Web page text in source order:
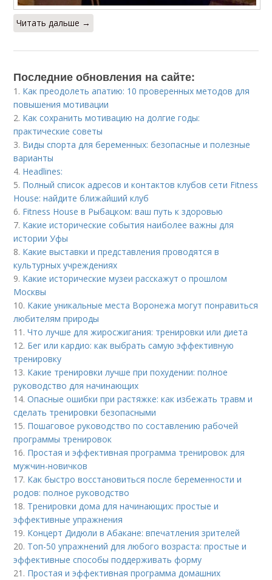
Читать дальше →
Последние обновления на сайте:
1. Как преодолеть апатию: 10 проверенных методов для
повышения мотивации
2. Как сохранить мотивацию на долгие годы:
практические советы
3. Виды спорта для беременных: безопасные и полезные
варианты
4. Headlines:
5. Полный список адресов и контактов клубов сети Fitness
House: найдите ближайший клуб
6. Fitness House в Рыбацком: ваш путь к здоровью
7. Какие исторические события наиболее важны для
истории Уфы
8. Какие выставки и представления проводятся в
культурных учреждениях
9. Какие исторические музеи расскажут о прошлом
Москвы
10. Какие уникальные места Воронежа могут понравиться
любителям природы
11.Что лучше для жиросжигания: тренировки или диета
12. Бег или кардио: как выбрать самую эффективную
тренировку
13. Какие тренировки лучше при похудении: полное
руководство для начинающих
14.Опасные ошибки при растяжке: как избежать травм и
сделать тренировки безопасными
15. Пошаговое руководство по составлению рабочей
программы тренировок
16. Простая и эффективная программа тренировок для
мужчин-новичков
17. Как быстро восстановиться после беременности и
родов: полное руководство
18. Тренировки дома для начинающих: простые и
эффективные упражнения
19. Концерт Дидюли в Абакане: впечатления зрителей
20. Топ-50 упражнений для любого возраста: простые и
эффективные способы поддерживать форму
21. Простая и эффективная программа домашних